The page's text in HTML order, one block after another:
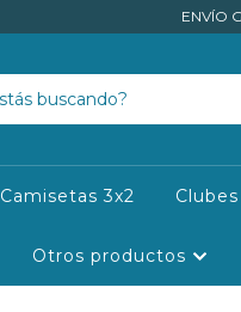
ENVÍO
Camisetas 3x2 Clubes
Otros productos